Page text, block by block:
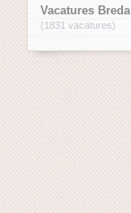
Vacatures Breda
(1831 vacatures)